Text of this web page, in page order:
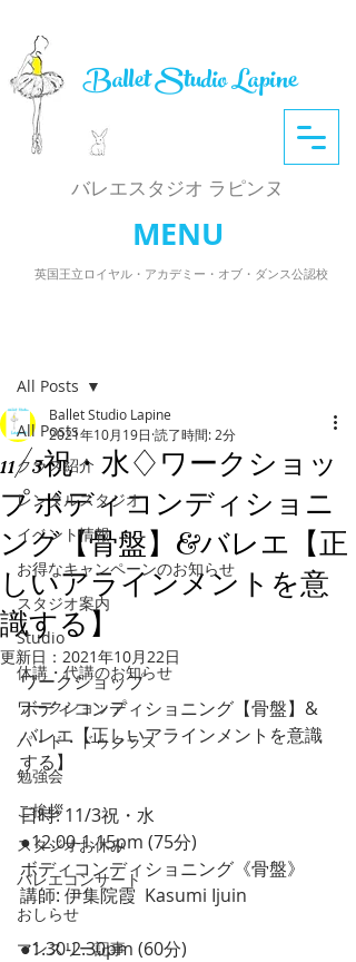
英国王立ロイヤル・アカデミー・オブ・ダンス公認校
​バレエスタジオ ラピンヌ
Ballet Studio Lapine
MENU
All Posts
クラス紹介
レンタルスタジオ
イベント情報
お得なキャンペーンのお知らせ
スタジオ案内
Studio
休講・代講のお知らせ
ワークショップ
パ・ド・ドゥクラス
勉強会
ご挨拶
スタジオお休み
バレエコンサート
おしらせ
マンスリー記事
All Posts
11/3祝・水♢ワークショッ
プ ボディコンディショニ
ング【骨盤】&バレエ【正
しいアラインメントを意
識する】
Ballet Studio Lapine
2021年10月19日 読了時間: 2分
更新日： 2021年10月22日
ワークショップ
ボディコンディショニング【骨盤】&
バレエ【正しいアラインメントを意識
する】
日時: 11/3祝・水
●12.00-1.15pm (75分)
ボディコンディショニング《骨盤》
講師: 伊集院霞  Kasumi Ijuin
●1.30-2.30pm (60分)